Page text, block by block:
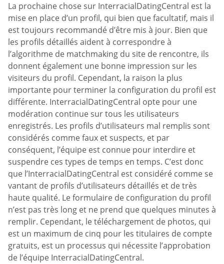
La prochaine chose sur InterracialDatingCentral est la
mise en place d’un profil, qui bien que facultatif, mais il
est toujours recommandé d’être mis à jour. Bien que
les profils détaillés aident à correspondre à
l’algorithme de matchmaking du site de rencontre, ils
donnent également une bonne impression sur les
visiteurs du profil. Cependant, la raison la plus
importante pour terminer la configuration du profil est
différente. InterracialDatingCentral opte pour une
modération continue sur tous les utilisateurs
enregistrés. Les profils d’utilisateurs mal remplis sont
considérés comme faux et suspects, et par
conséquent, l’équipe est connue pour interdire et
suspendre ces types de temps en temps. C’est donc
que l’InterracialDatingCentral est considéré comme se
vantant de profils d’utilisateurs détaillés et de très
haute qualité. Le formulaire de configuration du profil
n’est pas très long et ne prend que quelques minutes à
remplir. Cependant, le téléchargement de photos, qui
est un maximum de cinq pour les titulaires de compte
gratuits, est un processus qui nécessite l’approbation
de l’équipe InterracialDatingCentral.